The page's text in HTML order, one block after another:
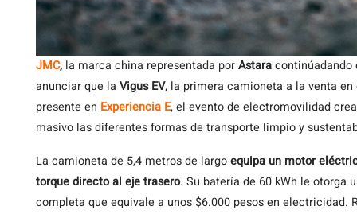
JMC, la marca china representada porAstaracontinúadando
anunciar que la Vigus EV, la primera camioneta a la venta
presente en Experiencia E, el evento de electromovilidad
masivo las diferentes formas de transporte limpio y
La camioneta de 5,4 metros de largoequipa un motor
torque directo al eje trasero. Su batería de 60 kWh le otorga
completa que equivale a unos $6.000 pesos en electricidad.